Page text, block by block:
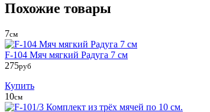
Похожие товары
7см
F-104 Мяч мягкий Радуга 7 см
275руб
Купить
10см